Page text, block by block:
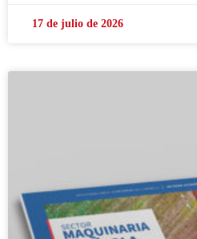
17 de julio de 2026